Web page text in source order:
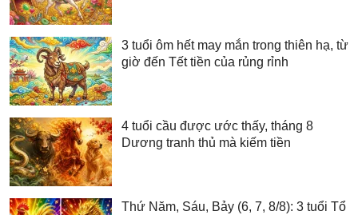
3 tuổi ôm hết may mắn trong thiên hạ, từ
giờ đến Tết tiền của rủng rỉnh
4 tuổi cầu được ước thấy, tháng 8
Dương tranh thủ mà kiếm tiền
Thứ Năm, Sáu, Bảy (6, 7, 8/8): 3 tuổi Tổ